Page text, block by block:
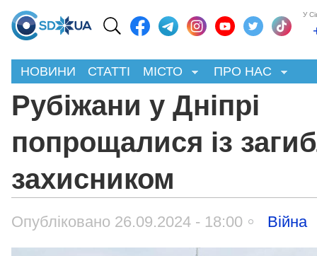
У
НОВИНИ СТАТТІ МІСТО ПРО НАС
Рубіжани у Дніпрі
попрощалися із
захисником
Опубліковано 26.09.2024 - 18:00 Війна